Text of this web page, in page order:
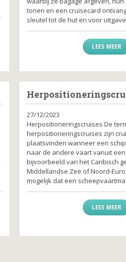
tonen en een cruisecard
sleutel tot de hut en voor
LEES MEER
27/12/2023
Herpositioneringscruises De
herpositioneringscruises zijn
plaatsvinden wanneer een
naar de andere vaart vanuit
bijvoorbeeld van het Caribisch
Middellandse Zee of Noord-
mogelijk dat een
LEES MEER